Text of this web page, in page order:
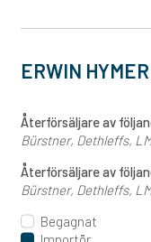
ERWIN
Återförsäljare av
Bürstner Dethleffs
Återförsäljare av
Bürstner Dethleffs
Begagnat